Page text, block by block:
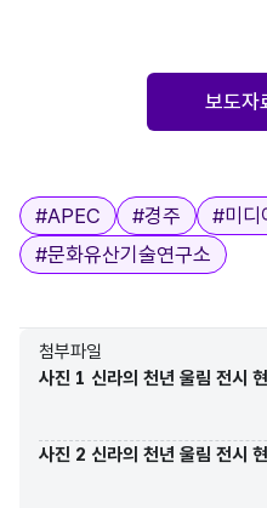
보도자
태그
#APEC #경주 #미디
#문화유산기술연구소
첨부파일
사진 1 신라의 천년 울림 전시
사진 2 신라의 천년 울림 전시